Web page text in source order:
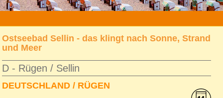
Ostseebad Sellin - das klingt nach Sonne, Strand
und Meer
D - Rügen / Sellin
DEUTSCHLAND / RÜGEN